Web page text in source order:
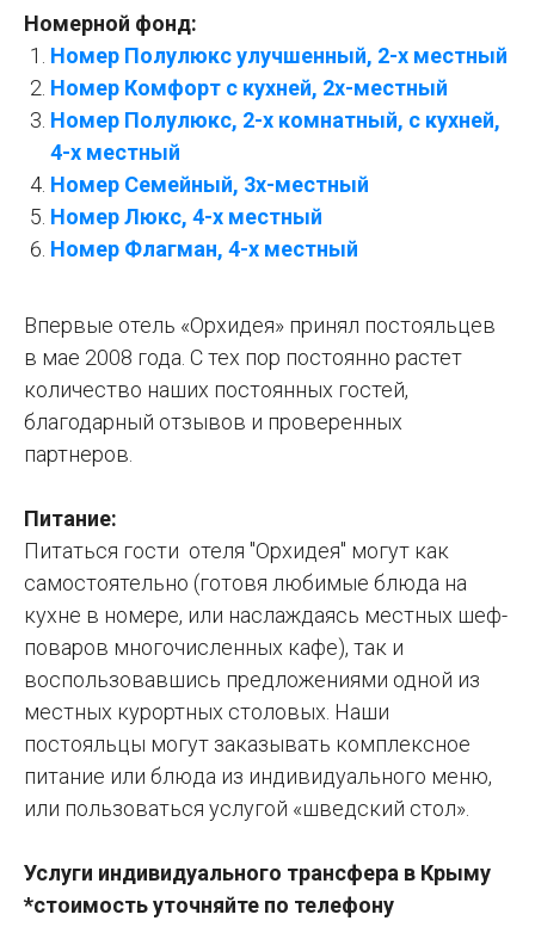
Номерной фонд:
Номер Полулюкс улучшенный, 2-х местный
Номер Комфорт с кухней, 2х-местный
Номер Полулюкс, 2-х комнатный, с кухней,
4-х местный
Номер Семейный, 3х-местный
Номер Люкс, 4-х местный
Номер Флагман, 4-х местный
Впервые отель «Орхидея» принял постояльцев
в мае 2008 года. С тех пор постоянно растет
количество наших постоянных гостей,
благодарный отзывов и проверенных
партнеров.
Питание:
Питаться гости отеля "Орхидея" могут как
самостоятельно (готовя любимые блюда на
кухне в номере, или наслаждаясь местных шеф-
поваров многочисленных кафе), так и
воспользовавшись предложениями одной из
местных курортных столовых. Наши
постояльцы могут заказывать комплексное
питание или блюда из индивидуального меню,
или пользоваться услугой «шведский стол».
Услуги индивидуального трансфера в Крыму
*стоимость уточняйте по телефону